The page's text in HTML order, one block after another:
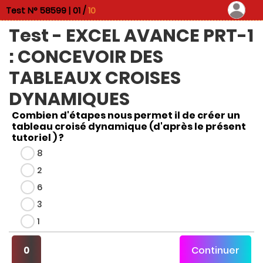
Test N° 58599 | 01 / 10
Test - EXCEL AVANCE PRT-1
: CONCEVOIR DES
TABLEAUX CROISES
DYNAMIQUES
Combien d'étapes nous permet il de créer un
tableau croisé dynamique (d'après le présent
tutoriel ) ?
8
2
6
3
1
0 Continuer